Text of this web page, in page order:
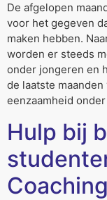
De afgelopen
voor het gegeven
maken hebben.
worden er steeds
onder jongeren en
de laatste
eenzaamheid
Hulp bij
Coaching